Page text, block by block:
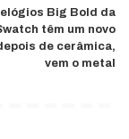
Big Bold da
têm um novo
de cerâmica,
vem o metal